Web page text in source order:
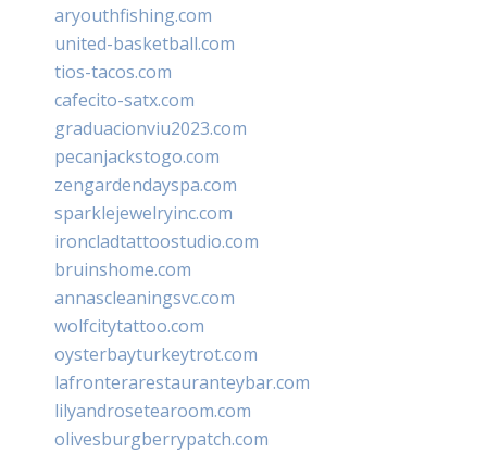
aryouthfishing.com
united-basketball.com
tios-tacos.com
cafecito-satx.com
graduacionviu2023.com
pecanjackstogo.com
zengardendayspa.com
sparklejewelryinc.com
ironcladtattoostudio.com
bruinshome.com
annascleaningsvc.com
wolfcitytattoo.com
oysterbayturkeytrot.com
lafronterarestauranteybar.com
lilyandrosetearoom.com
olivesburgberrypatch.com